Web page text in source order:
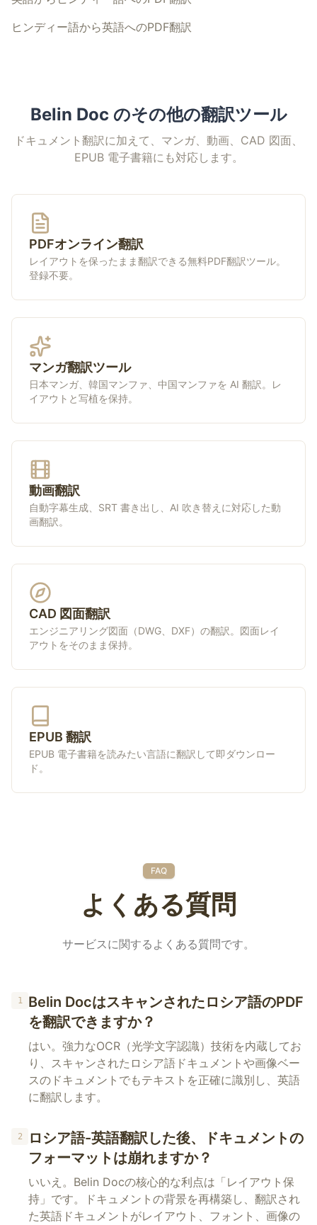
ヒンディー語から英語へのPDF翻訳
Belin Doc のその他の翻訳ツール
ドキュメント翻訳に加えて、マンガ、動画、CAD 図面、
EPUB 電子書籍にも対応します。
PDFオンライン翻訳
レイアウトを保ったまま翻訳できる無料PDF翻訳ツール。
登録不要。
マンガ翻訳ツール
日本マンガ、韓国マンファ、中国マンファを AI 翻訳。レ
イアウトと写植を保持。
動画翻訳
自動字幕生成、SRT 書き出し、AI 吹き替えに対応した動
画翻訳。
CAD 図面翻訳
エンジニアリング図面（DWG、DXF）の翻訳。図面レイ
アウトをそのまま保持。
EPUB 翻訳
EPUB 電子書籍を読みたい言語に翻訳して即ダウンロー
ド。
FAQ
よくある質問
サービスに関するよくある質問です。
1
Belin Docはスキャンされたロシア語のPDF
を翻訳できますか？
はい。強力なOCR（光学文字認識）技術を内蔵してお
り、スキャンされたロシア語ドキュメントや画像ベー
スのドキュメントでもテキストを正確に識別し、英語
に翻訳します。
2
ロシア語-英語翻訳した後、ドキュメントの
フォーマットは崩れますか？
いいえ。Belin Docの核心的な利点は「レイアウト保
持」です。ドキュメントの背景を再構築し、翻訳され
た英語ドキュメントがレイアウト、フォント、画像の